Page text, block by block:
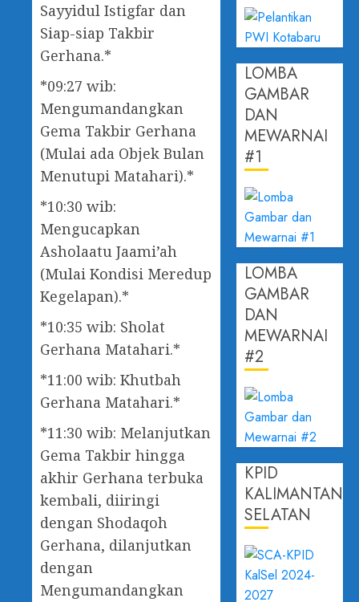
Sayyidul Istigfar dan
Siap-siap Takbir
Gerhana.*
*09:27 wib:
Mengumandangkan
Gema Takbir Gerhana
(Mulai ada Objek Bulan
Menutupi Matahari).*
*10:30 wib:
Mengucapkan
Asholaatu Jaami’ah
(Mulai Kondisi Meredup
Kegelapan).*
*10:35 wib: Sholat
Gerhana Matahari.*
*11:00 wib: Khutbah
Gerhana Matahari.*
*11:30 wib: Melanjutkan
Gema Takbir hingga
akhir Gerhana terbuka
kembali, diiringi
dengan Shodaqoh
Gerhana, dilanjutkan
dengan
Mengumandangkan
LOMBA
GAMBAR
DAN
MEWARNAI
#1
LOMBA
GAMBAR
DAN
MEWARNAI
#2
KPID
KALIMANTAN
SELATAN